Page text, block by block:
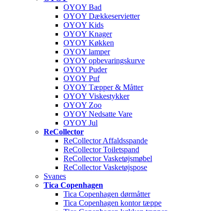
OYOY Bad
OYOY Dækkeservietter
OYOY Kids
OYOY Knager
OYOY Køkken
OYOY lamper
OYOY opbevaringskurve
OYOY Puder
OYOY Puf
OYOY Tæpper & Måtter
OYOY Viskestykker
OYOY Zoo
OYOY Nedsatte Vare
OYOY Jul
ReCollector
ReCollector Affaldsspande
ReCollector Toiletspand
ReCollector Vasketøjsmøbel
ReCollector Vasketøjspose
Svanes
Tica Copenhagen
Tica Copenhagen dørmåtter
Tica Copenhagen kontor tæppe